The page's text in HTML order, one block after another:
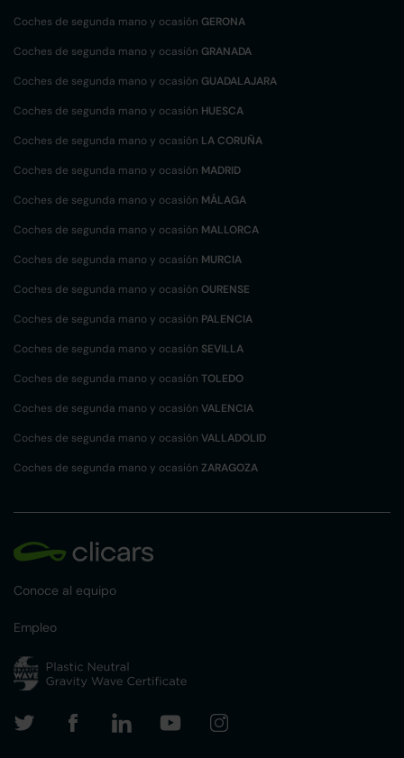
Coches de segunda mano y ocasión GERONA
Coches de segunda mano y ocasión GRANADA
Coches de segunda mano y ocasión GUADALAJARA
Coches de segunda mano y ocasión HUESCA
Coches de segunda mano y ocasión LA CORUÑA
Coches de segunda mano y ocasión MADRID
Coches de segunda mano y ocasión MÁLAGA
Coches de segunda mano y ocasión MALLORCA
Coches de segunda mano y ocasión MURCIA
Coches de segunda mano y ocasión OURENSE
Coches de segunda mano y ocasión PALENCIA
Coches de segunda mano y ocasión SEVILLA
Coches de segunda mano y ocasión TOLEDO
Coches de segunda mano y ocasión VALENCIA
Coches de segunda mano y ocasión VALLADOLID
Coches de segunda mano y ocasión ZARAGOZA
Conoce al equipo
Empleo